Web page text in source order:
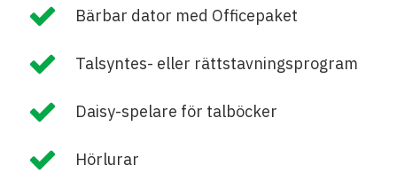
Bärbar dator med Officepaket
Talsyntes- eller rättstavningsprogram
Daisy-spelare för talböcker
Hörlurar